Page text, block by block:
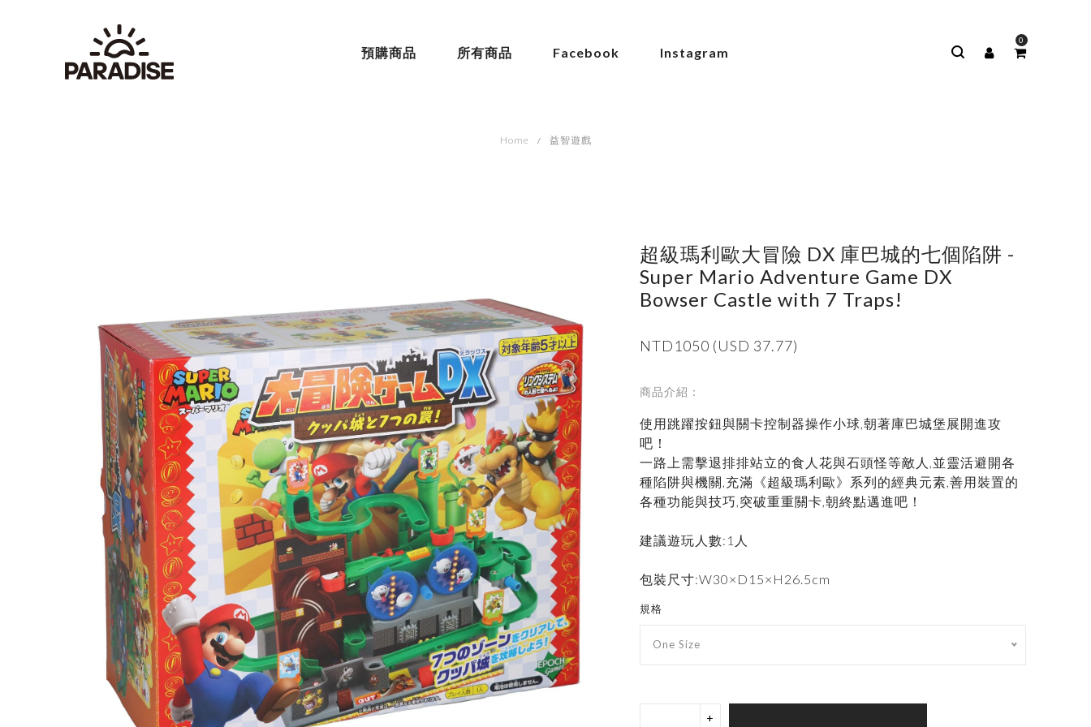
預購商品 所有商品 Facebook Instagram
0
Home 益智遊戲
超級瑪利歐大冒險 DX 庫巴城的七個陷阱 -
Super Mario Adventure Game DX
Bowser Castle with 7 Traps!
NTD1050 (USD 37.77)
商品介紹：
使用跳躍按鈕與關卡控制器操作小球,朝著庫巴城堡展開進攻
吧！
一路上需擊退排排站立的食人花與石頭怪等敵人,並靈活避開各
種陷阱與機關,充滿《超級瑪利歐》系列的經典元素,善用裝置的
各種功能與技巧,突破重重關卡,朝終點邁進吧！
建議遊玩人數:1人
包裝尺寸:W30×D15×H26.5cm
規格
One Size
+